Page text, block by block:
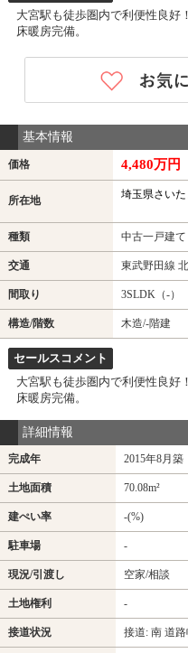
大宮駅も徒歩圏内で利便性良好
床暖房完備。
基本情報
価格 4,480万円
所在地 埼玉県さい
種類 中古一戸建て
交通 東武野田線
間取り 3SLDK（-）
構造/階数 木造/-階建
セールスコメント
大宮駅も徒歩圏内で利便性良好
床暖房完備。
詳細情報
完成年 2015年8月築
土地面積 70.08m²
建ぺい率 -(%)
駐車場 -
現況/引渡し 空家/相談
土地権利 -
接道状況 接道: 南 道路